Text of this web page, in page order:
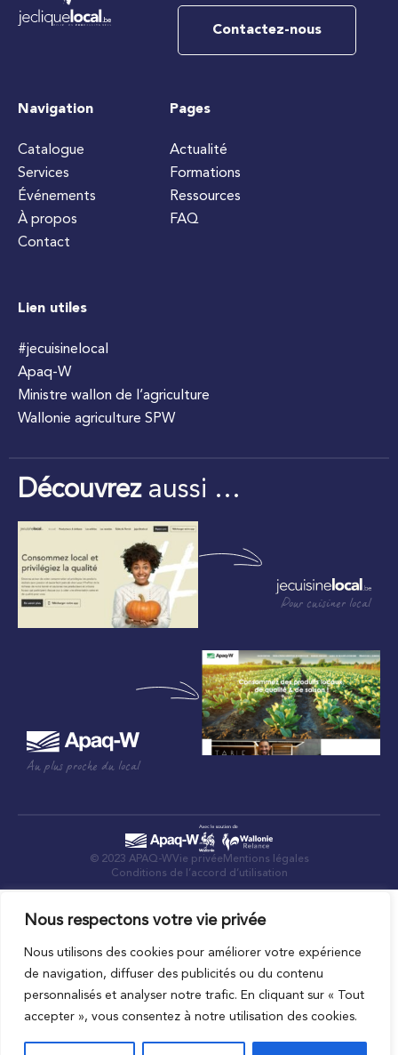
Nous respectons votre vie privée
Nous utilisons des cookies pour améliorer votre expérience
de navigation, diffuser des publicités ou du contenu
personnalisés et analyser notre trafic. En cliquant sur « Tout
accepter », vous consentez à notre utilisation des cookies.
Contactez-nous
Navigation
Catalogue
Services
Événements
À propos
Contact
Pages
Actualité
Formations
Ressources
FAQ
Lien utiles
#jecuisinelocal
Apaq-W
Ministre wallon de l’agriculture
Wallonie agriculture SPW
Découvrezaussi …
Pour cuisiner local
Au plus proche du local
© 2023 APAQ-WVie privée Mentions légales
Conditions de l’accord d’utilisation